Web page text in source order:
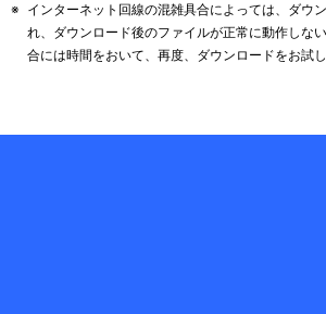
※ インターネット回線の混雑具合によっては、ダウ
れ、ダウンロード後のファイルが正常に動作しな
合には時間をおいて、再度、ダウンロードをお試し